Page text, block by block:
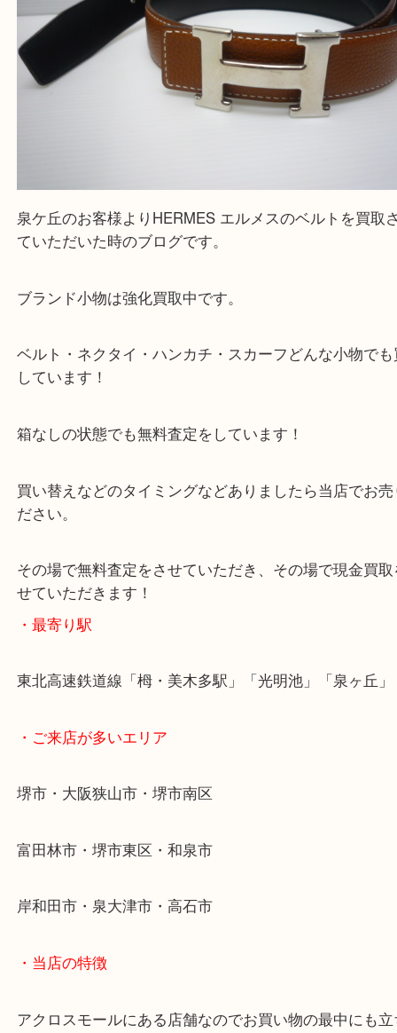
・よくいただくご質問集
最後に当店では現在、正社員を募集しておりますのでご興味ある方
お問合せください！
求人要項はここをクリック
Facebook
Twitter
Line
公開日:2020/01/10 最終更新日:2025/07/23
全て
エルメス 出張買取 ブランド 泉ヶ丘
ていただいた時のブログです。
ブランド小物は強化買取中です。
ベルト・ネクタイ・ハンカチ・スカーフどんな小物